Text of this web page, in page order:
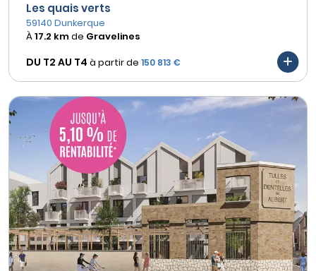
Les quais verts
59140 Dunkerque
À17.2 kmde Gravelines
DU T2 AU T4 à partir de 150 813 €